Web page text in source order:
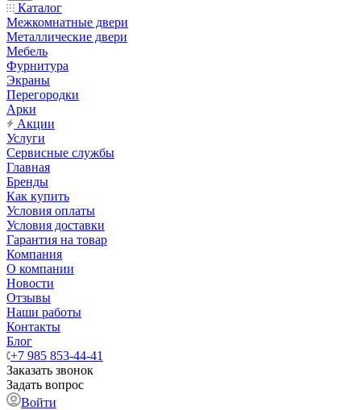
Каталог
Межкомнатные двери
Металлические двери
Мебель
Фурнитура
Экраны
Перегородки
Арки
Акции
Услуги
Сервисные службы
Главная
Бренды
Как купить
Условия оплаты
Условия доставки
Гарантия на товар
Компания
О компании
Новости
Отзывы
Наши работы
Контакты
Блог
+7 985 853-44-41
Заказать звонок
Задать вопрос
Войти